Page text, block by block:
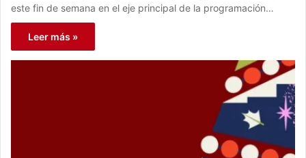
este fin de semana en el eje principal de la programación…
Leer más »